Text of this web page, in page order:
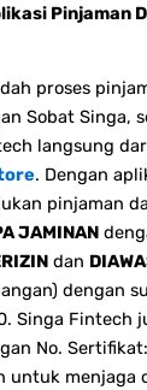
Pinjaman
proses
Sobat Singa,
langsung
. Dengan
pinjaman
JAMINAN
dan
dengan
Singa Fintech
No.
untuk menjaga